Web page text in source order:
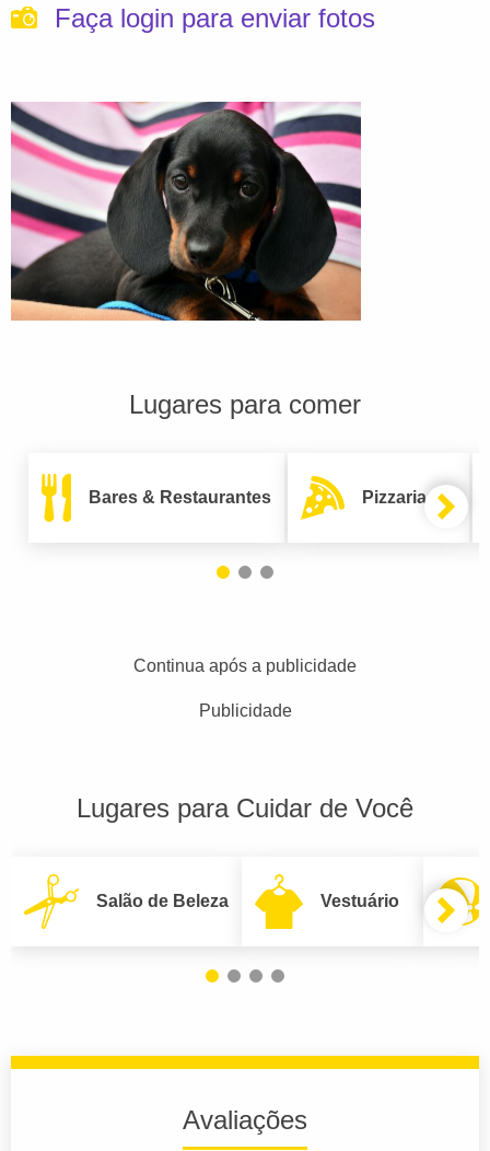
Faça login para enviar fotos
Lugares para comer
Bares & Restaurantes Pizzarias
Continua após a publicidade
Publicidade
Lugares para Cuidar de Você
Salão de Beleza Vestuário
Avaliações